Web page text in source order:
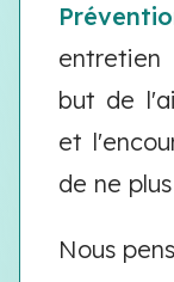
but de
et
de ne
Nous